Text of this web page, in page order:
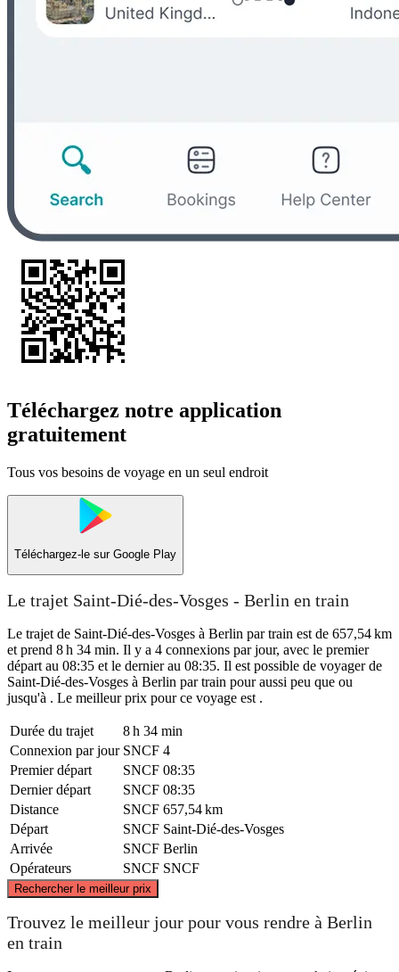
Téléchargez notre application
gratuitement
Tous vos besoins de voyage en un seul endroit
Téléchargez-le sur Google Play
Le trajet Saint-Dié-des-Vosges - Berlin en train
Le trajet de Saint-Dié-des-Vosges à Berlin par train est de 657,54 km
et prend 8 h 34 min. Il y a 4 connexions par jour, avec le premier
départ au 08:35 et le dernier au 08:35. Il est possible de voyager de
Saint-Dié-des-Vosges à Berlin par train pour aussi peu que ou
jusqu'à . Le meilleur prix pour ce voyage est .
Durée du trajet
8 h 34 min
Connexion par jour SNCF 4
Premier départ
SNCF 08:35
Dernier départ
SNCF 08:35
Distance
SNCF 657,54 km
Départ
SNCF Saint-Dié-des-Vosges
Arrivée
SNCF Berlin
Opérateurs
SNCF SNCF
Rechercher le meilleur prix
Trouvez le meilleur jour pour vous rendre à Berlin
en train